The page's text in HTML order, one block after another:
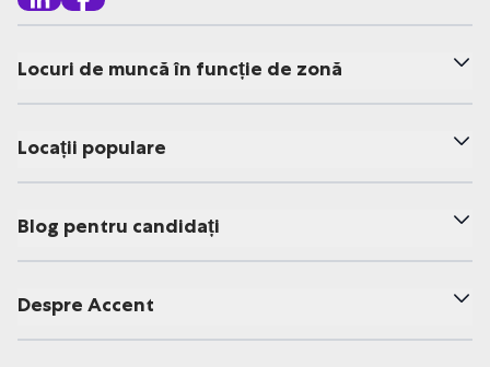
Locuri de muncă în funcție de zonă
Locații populare
Blog pentru candidați
Despre Accent